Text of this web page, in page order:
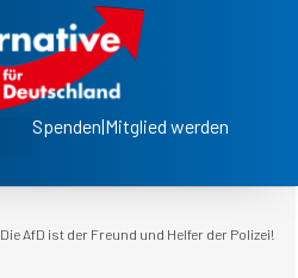
Spenden|Mitglied werden
Die AfD ist der Freund und Helfer der Polizei!